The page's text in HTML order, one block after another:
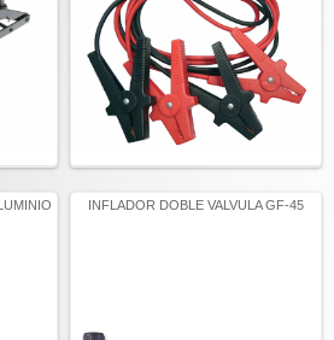
INFLADOR DOBLE VALVULA GF-45